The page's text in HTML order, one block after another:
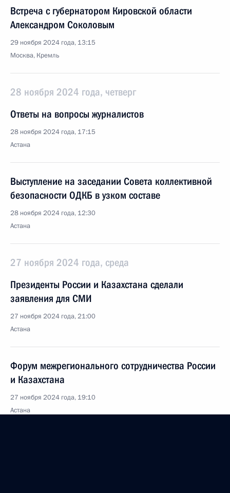
Встреча с губернатором Кировской области
Александром Соколовым
29 ноября 2024 года, 13:15
Москва, Кремль
28 ноября 2024 года, четверг
Ответы на вопросы журналистов
28 ноября 2024 года, 17:15
Астана
Выступление на заседании Совета коллективной
безопасности ОДКБ в узком составе
28 ноября 2024 года, 12:30
Астана
27 ноября 2024 года, среда
Президенты России и Казахстана сделали
заявления для СМИ
27 ноября 2024 года, 21:00
Астана
Форум межрегионального сотрудничества России
и Казахстана
27 ноября 2024 года, 19:10
Астана